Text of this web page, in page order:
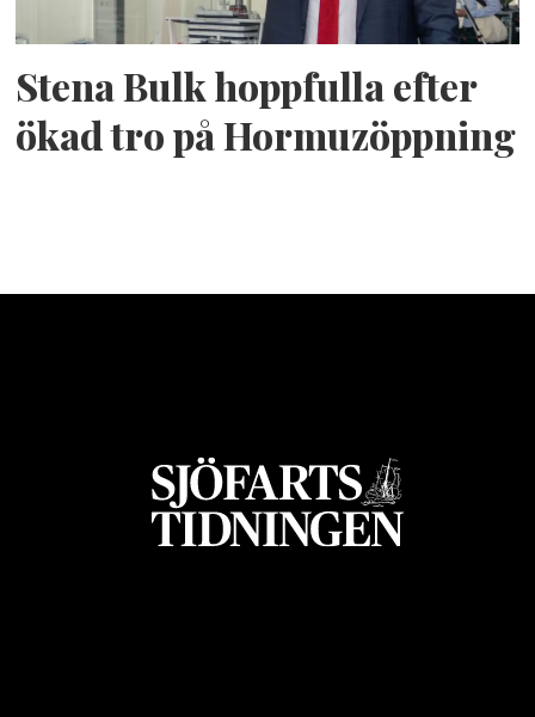
Stena Bulk hoppfulla efter
ökad tro på Hormuzöppning